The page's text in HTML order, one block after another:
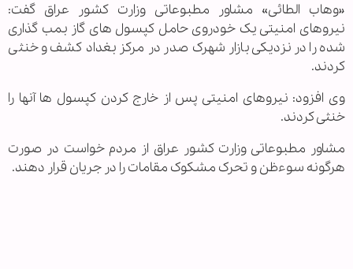
«وهاب الطائی» مشاور مطبوعاتی وزارت کشور عراق گفت:
نیروهای امنیتی یک خودروی حامل کپسول های گاز بمب گذاری
شده را در نزدیکی بازار شهرک صدر در مرکز بغداد کشف و خنثی
کردند.
وی افزود: نیروهای امنیتی پس از خارج کردن کپسول ها آنها را
خنثی کردند.
مشاور مطبوعاتی وزارت کشور عراق از مردم خواست در صورت
هرگونه سوءظن و تحرک مشکوک مقامات را در جریان قرار دهند.